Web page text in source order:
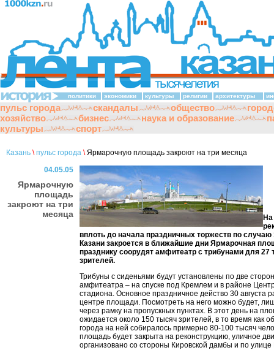
политики экономики культуры религии архитектуры
пульс города скандалы общество
хозяйство
бизнес наука и образование
культуры
спорт
Казань \ пульс города \Ярмарочную площадь закроют на три месяца
04.05.05
Ярмарочную
площадь
закроют на три
месяца
На
вплоть до начала праздничных торжеств по случаю
Казани закроется в ближайшие дни Ярмарочная
празднику соорудят амфитеатр с трибунами для 27
зрителей.
Трибуны с сиденьями будут установлены по две
амфитеатра – на спуске под Кремлем и в районе
стадиона. Основное праздничное действо 30 августа
центре площади. Посмотреть на него можно будет,
через рамку на пропускных пунктах. В этот день на
ожидается около 150 тысяч зрителей, в то время как
города на ней собиралось примерно 80-100 тысяч
площадь будет закрыта на реконструкцию, уличное
организовано со стороны Кировской дамбы и по улице